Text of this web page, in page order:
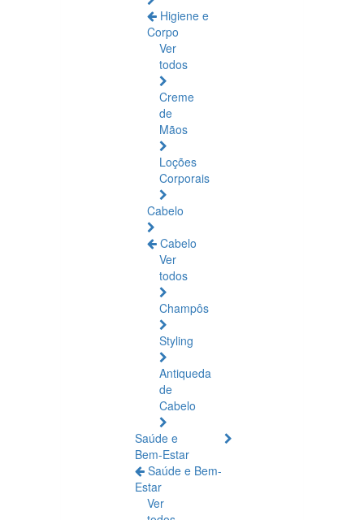
Higiene e
Corpo
Ver
todos
Creme
de
Mãos
Loções
Corporais
Cabelo
Cabelo
Ver
todos
Champôs
Styling
Antiqueda
de
Cabelo
Saúde e
Bem-Estar
Saúde e Bem-
Estar
Ver